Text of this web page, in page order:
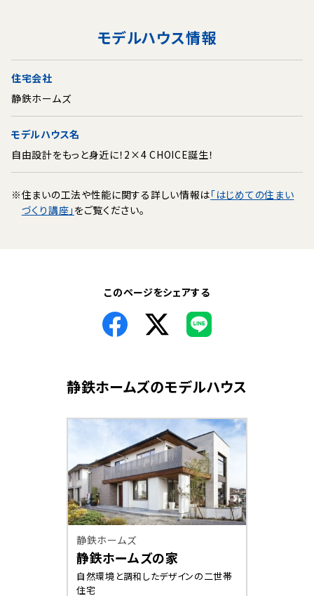
モデルハウス情報
住宅会社
静鉄ホームズ
モデルハウス名
自由設計をもっと身近に！2×4 CHOICE誕生！
※住まいの工法や性能に関する詳しい情報は「はじめての住まい
づくり講座」 をご覧ください。
このページをシェアする
静鉄ホームズのモデルハウス
静鉄ホームズ
静鉄ホームズの家
自然環境と調和したデザインの二世帯
住宅